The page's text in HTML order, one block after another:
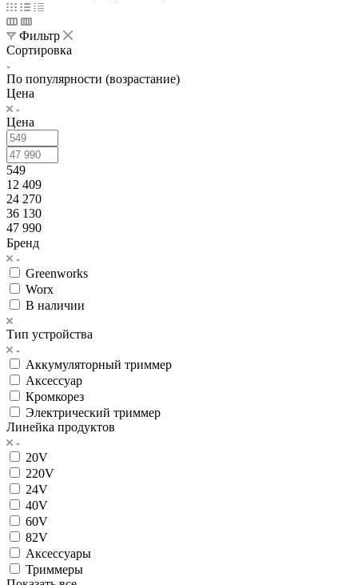
Фильтр
Сортировка
По популярности (возрастание)
Цена
Цена
549
12 409
24 270
36 130
47 990
Бренд
Greenworks
Worx
В наличии
Тип устройства
Аккумуляторный триммер
Аксессуар
Кромкорез
Электрический триммер
Линейка продуктов
20V
220V
24V
40V
60V
82V
Аксессуары
Триммеры